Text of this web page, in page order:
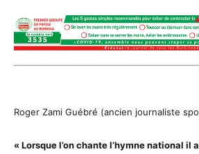
Roger Zami Guébré (ancien journaliste
« Lorsque l’on chante l’hymne national il